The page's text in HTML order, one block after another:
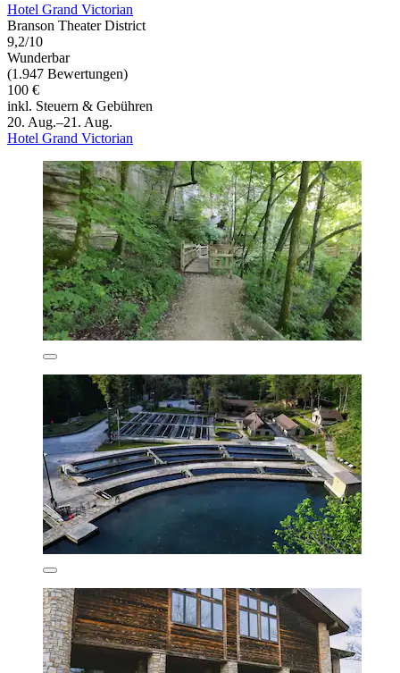
Hotel Grand Victorian
Branson Theater District
9,2/10
Wunderbar
(1.947 Bewertungen)
100 €
inkl. Steuern & Gebühren
20. Aug.–21. Aug.
Hotel Grand Victorian